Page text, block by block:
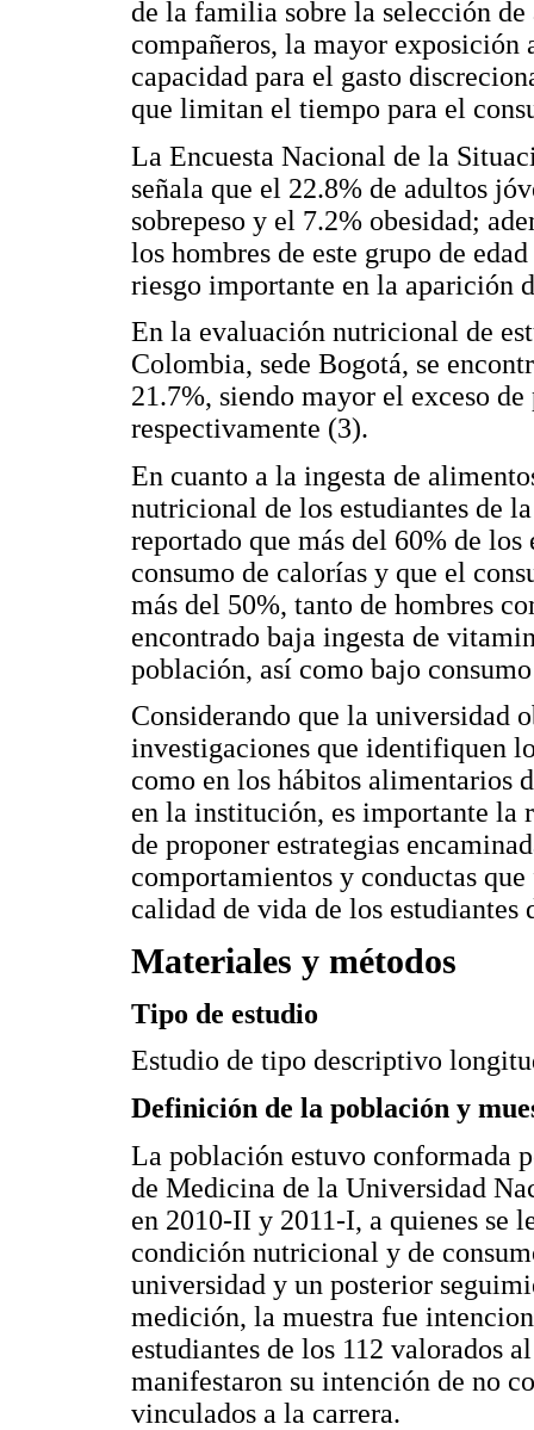
de la familia sobre la selección
compañeros, la mayor
capacidad para el gasto
que limitan el tiempo para el
La Encuesta Nacional de la
señala que el 22.8% de adultos
sobrepeso y el 7.2% obesidad;
los hombres de este grupo de
riesgo importante en la aparición
En la evaluación nutricional de
Colombia, sede Bogotá, se
21.7%, siendo mayor el exceso
respectivamente (3).
En cuanto a la ingesta de
nutricional de los estudiantes de
reportado que más del 60% de los
consumo de calorías y que el
más del 50%, tanto de hombres
encontrado baja ingesta de
población, así como bajo
Considerando que la universidad
investigaciones que identifiquen
como en los hábitos alimentarios
en la institución, es importante la
de proponer estrategias
comportamientos y conductas
calidad de vida de los
Materiales y métodos
Tipo de estudio
Estudio de tipo descriptivo
Definición de la población y
La población estuvo conformada
de Medicina de la Universidad
en 2010-II y 2011-I, a quienes se
condición nutricional y de
universidad y un posterior
medición, la muestra fue
estudiantes de los 112 valorados
manifestaron su intención de no
vinculados a la carrera.